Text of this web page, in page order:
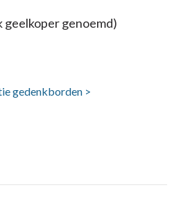
geelkoper genoemd)
gedenkborden >